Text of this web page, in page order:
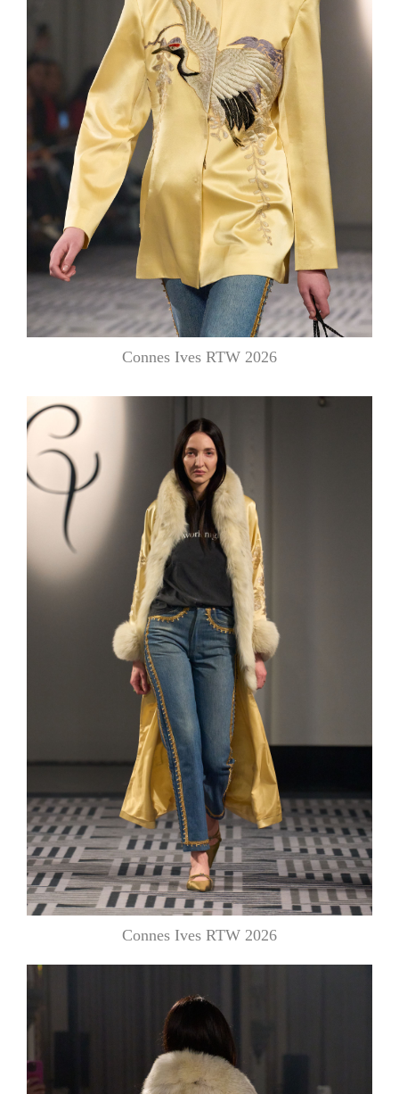
Connes Ives RTW 2026
Connes Ives RTW 2026